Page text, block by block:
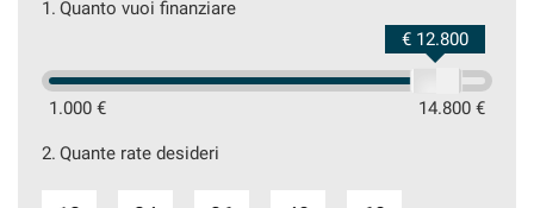
1. Quanto vuoi finanziare
1.000 € 14.800 €
€ 12.800
2. Quante rate desideri